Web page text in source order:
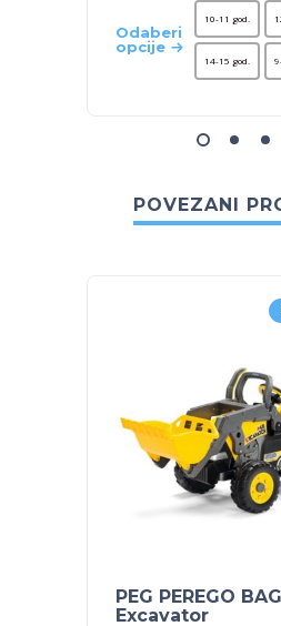
Odaberi
opcije
10-11 god.
14-15 god.
POVEZANI
PEG PEREGO
Excavator